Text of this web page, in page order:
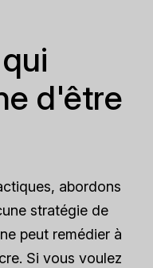
d'être
abordons
stratégie de
peut remédier à
Si vous voulez